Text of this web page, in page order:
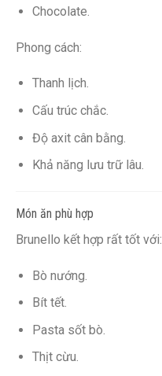
Chocolate.
Phong cách:
Thanh lịch.
Cấu trúc chắc.
Độ axit cân bằng.
Khả năng lưu trữ lâu.
Món ăn phù hợp
Brunello kết hợp rất tốt với:
Bò nướng.
Bít tết.
Pasta sốt bò.
Thịt cừu.